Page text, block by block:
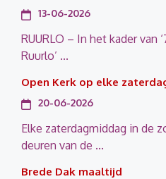
13-06-2026
RUURLO – In het kader van
Ruurlo’ ...
Open Kerk op elke
20-06-2026
Elke zaterdagmiddag in de
deuren van de ...
Brede Dak maaltijd